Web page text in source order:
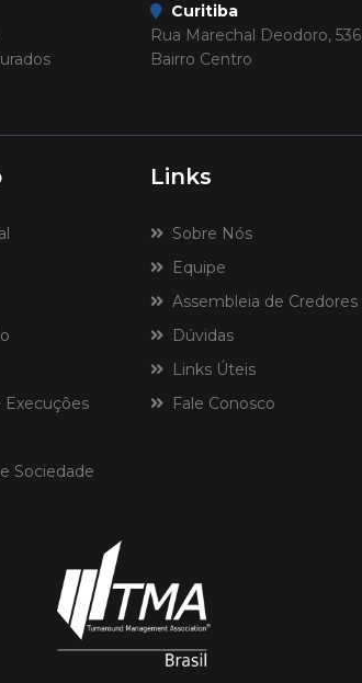
Curitiba
Rua Marechal Deodoro, 536
Bairro Centro
Execuções
Sociedade
Links
Sobre Nós
Equipe
Assembleia de Credores
Dúvidas
Links Úteis
Fale Conosco